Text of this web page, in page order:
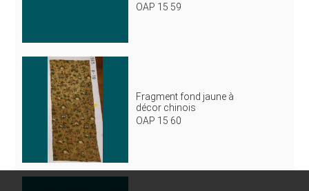
OAP 15 59
Fragment fond jaune à
décor chinois
OAP 15 60